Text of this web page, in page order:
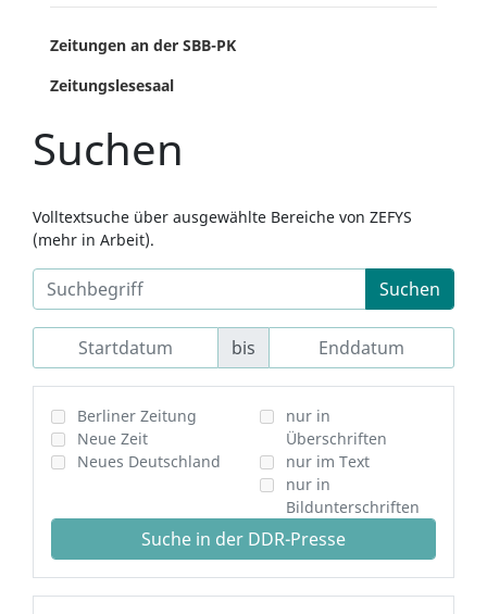
Zeitungen an der SBB-PK
Zeitungslesesaal
Suchen
Volltextsuche über ausgewählte Bereiche von ZEFYS
(mehr in Arbeit).
Suchen
bis
Berliner Zeitung
Neue Zeit
Neues Deutschland
nur in
Überschriften
nur im Text
nur in
Bildunterschriften
Suche in der DDR-Presse